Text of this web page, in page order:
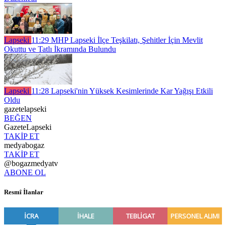
Lapseki 11:29 MHP Lapseki İlçe Teşkilatı, Şehitler İçin Mevlit
Okuttu ve Tatlı İkramında Bulundu
Lapseki 11:28 Lapseki'nin Yüksek Kesimlerinde Kar Yağışı Etkili
Oldu
gazetelapseki
BEĞEN
GazeteLapseki
TAKİP ET
medyabogaz
TAKİP ET
@bogazmedyatv
ABONE OL
Resmî İlanlar